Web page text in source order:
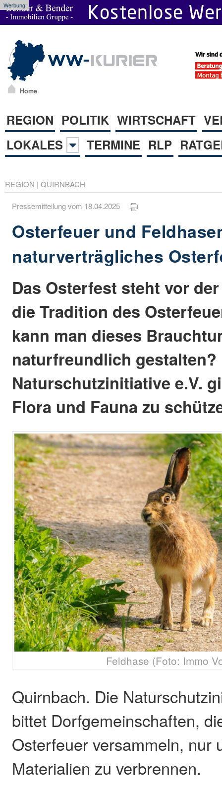
Werbung
Home
REGION POLITIK WIRTSCHAFT
LOKALES
TERMINE RLP
REGION | QUIRNBACH
Pressemitteilung vom 18.04.2025
Osterfeuer und
naturverträgliches
Das Osterfest steht vor
die Tradition des
kann man dieses
naturfreundlich gestalten?
Naturschutzinitiative e.V.
Flora und Fauna zu
Feldhase (Foto: Immo
Quirnbach. Die
bittet Dorfgemeinschaften,
Osterfeuer versammeln, nur
Materialien zu verbrennen.